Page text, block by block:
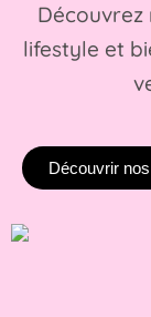
Découvrez
lifestyle et
Découvrir